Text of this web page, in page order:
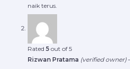
naik terus.
Rated 5 out of 5
Rizwan Pratama (verified owner)